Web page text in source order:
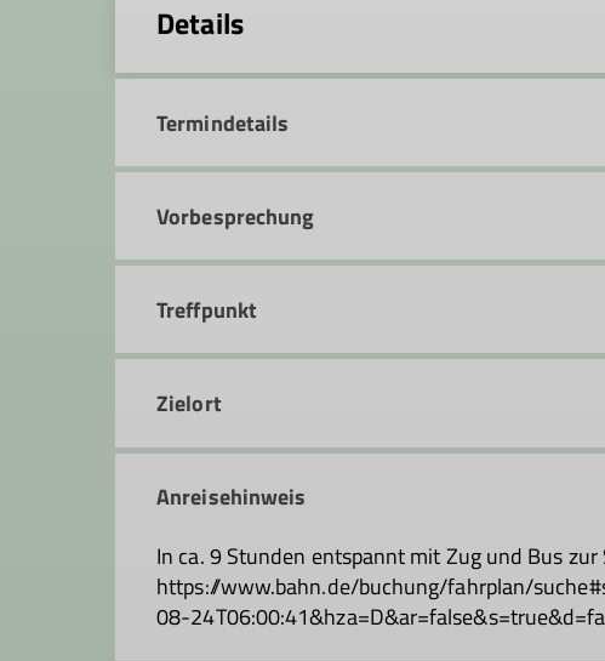
Details
Termindetails
Vorbesprechung
Treffpunkt
Zielort
Anreisehinweis
In ca. 9 Stunden entspannt mit Zug und Bus
https://www.bahn.de/buchung/fahrplan/
08-